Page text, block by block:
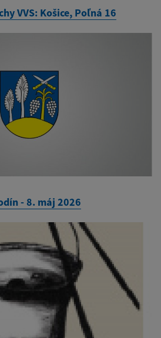
VVS: Košice, Poľná 16
- 8. máj 2026